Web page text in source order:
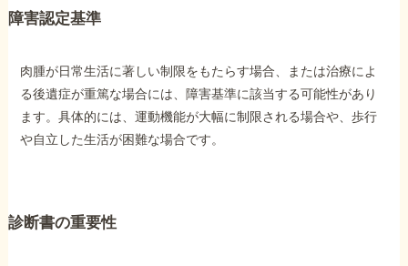
障害認定基準
肉腫が日常生活に著しい制限をもたらす場合、または治療によ
る後遺症が重篤な場合には、障害基準に該当する可能性があり
ます。具体的には、運動機能が大幅に制限される場合や、歩行
や自立した生活が困難な場合です。
診断書の重要性